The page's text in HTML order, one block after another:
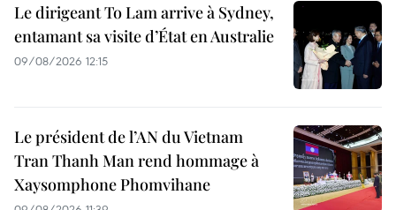
Le dirigeant To Lam arrive à Sydney,
entamant sa visite d’État en Australie
09/08/2026 12:15
Le président de l’AN du Vietnam
Tran Thanh Man rend hommage à
Xaysomphone Phomvihane